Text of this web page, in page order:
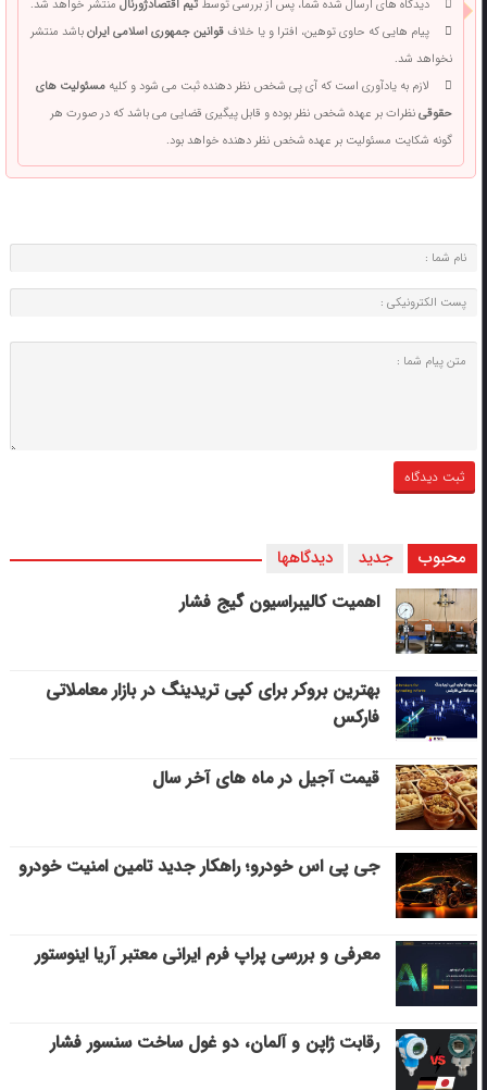
دیدگاه های ارسال شده شما، پس از بررسی توسطتیم اقتصادژورنالمنتشر خواهد شد.
پیام هایی که حاوی توهین، افترا و یا خلافقوانین جمهوری اسلامی ایرانباشد منتشر
نخواهد شد.
لازم به یادآوری است که آی پی شخص نظر دهنده ثبت می شود و کلیهمسئولیت های
حقوقینظرات بر عهده شخص نظر بوده و قابل پیگیری قضایی می باشد که در صورت هر
گونه شکایت مسئولیت بر عهده شخص نظر دهنده خواهد بود.
محبوب جدید دیدگاهها
اهمیت کالیبراسیون گیج فشار
بهترین بروکر برای کپی‌ تریدینگ در بازار معاملاتی
فارکس
قیمت آجیل در ماه های آخر سال
جی پی اس خودرو؛ راهکار جدید تامین امنیت خودرو
معرفی و بررسی پراپ فرم ایرانی معتبر آریا اینوستور
رقابت ژاپن و آلمان، دو غول ساخت سنسور فشار